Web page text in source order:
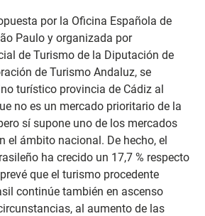
por la Oficina Española de
Paulo y organizada por
de Turismo de la Diputación de
de Turismo Andaluz, se
turístico provincia de Cádiz al
no es un mercado prioritario de la
sí supone uno de los mercados
el ámbito nacional. De hecho, el
ha crecido un 17,7 % respecto
que el turismo procedente
continúe también en ascenso
al aumento de las